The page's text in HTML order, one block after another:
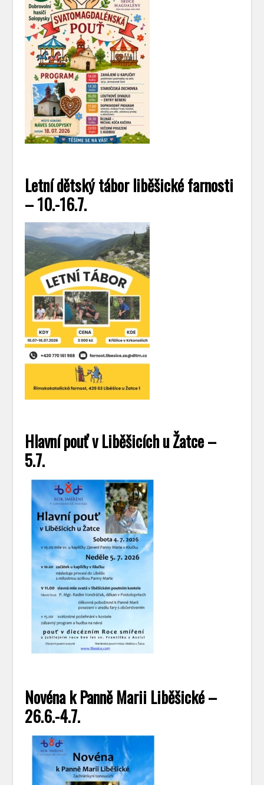
Letní dětský tábor liběšické farnosti
– 10.-16.7.
Hlavní pouť v Liběšicích u Žatce –
5.7.
Novéna k Panně Marii Liběšické –
26.6.-4.7.